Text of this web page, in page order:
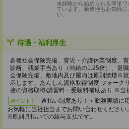
未経験から始められる簡単
ています。勤務地もお気軽に
い。
待遇・福利厚生
各種社会保険完備、育児・介護休業制度、
診断、残業手当あり（時給の1.25倍）、退
会保険完備、敷地内及び屋内は原則禁煙※
示します、あんしん資格取得制度 フォーク
接の資格取得/講習料・受験料補助あり ※当
ポイント！
速払い制度あり！＜勤務実績に
お気軽に当社担当までお問い合わせくださ
※原則月払いでの給与支払です。